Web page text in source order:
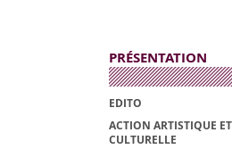
PRÉSENTATION
EDITO
ACTION ARTISTIQUE ET
CULTURELLE